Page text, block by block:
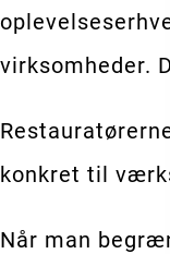
virksomheder.
konkret til
Når man